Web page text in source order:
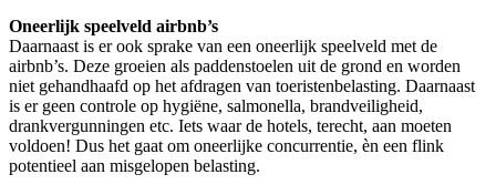
Oneerlijk speelveld airbnb’s
Daarnaast is er ook sprake van een oneerlijk speelveld met de
airbnb’s. Deze groeien als paddenstoelen uit de grond en worden
niet gehandhaafd op het afdragen van toeristenbelasting. Daarnaast
is er geen controle op hygiëne, salmonella, brandveiligheid,
drankvergunningen etc. Iets waar de hotels, terecht, aan moeten
voldoen! Dus het gaat om oneerlijke concurrentie, èn een flink
potentieel aan misgelopen belasting.